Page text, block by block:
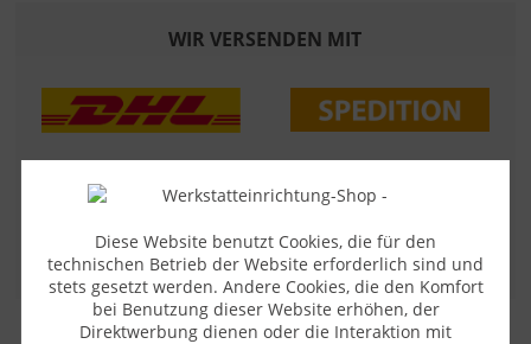
WIR VERSENDEN MIT
Diese Website benutzt Cookies, die für den
technischen Betrieb der Website erforderlich sind und
stets gesetzt werden. Andere Cookies, die den Komfort
bei Benutzung dieser Website erhöhen, der
Direktwerbung dienen oder die Interaktion mit